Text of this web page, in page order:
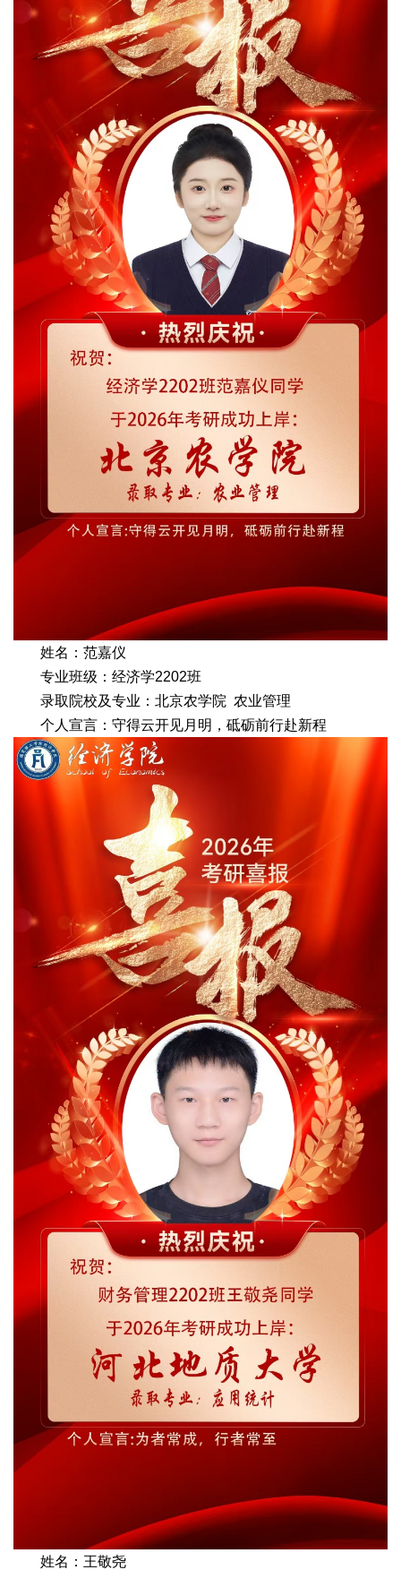
姓名：范嘉仪
专业班级：经济学2202班
录取院校及专业：北京农学院 农业管理
个人宣言：守得云开见月明，砥砺前行赴新程
姓名：王敬尧